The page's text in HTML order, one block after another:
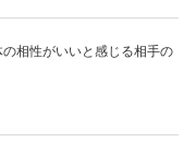
の相性がいいと感じる相手の